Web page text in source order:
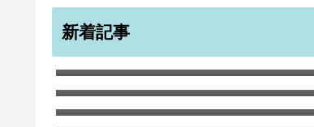
新着記事
メンフクロウ ラブカード バレン
タイン アニバーサリー
宇宙のような無限のすばらしきかな
幸せ ノートブック A5
ワイルド・チャイルド ポストカー
ド１０枚セット
白ひつじ マグカップ
サマー・ツリー スコットランドの